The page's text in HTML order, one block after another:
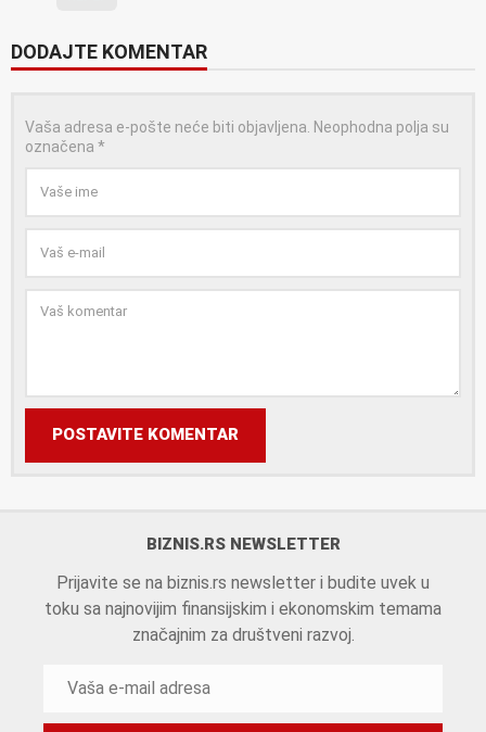
DODAJTE KOMENTAR
Vaša adresa e-pošte neće biti objavljena. Neophodna polja su
označena *
POSTAVITE KOMENTAR
BIZNIS.RS NEWSLETTER
Prijavite se na biznis.rs newsletter i budite uvek u
toku sa najnovijim finansijskim i ekonomskim temama
značajnim za društveni razvoj.